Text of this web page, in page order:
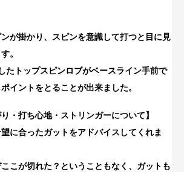
が掛かり、スピンを意識して打つと目に見
。
たトップスピンロブがベースライン手前で
イントをとることが出来ました。
・打ち心地・ストリンガーについて】
に合ったガットをアドバイスしてくれま
こが切れた？ということもなく、ガットも